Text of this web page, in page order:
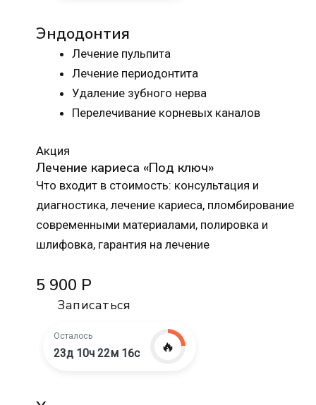
Эндодонтия
Лечение пульпита
Лечение периодонтита
Удаление зубного нерва
Перелечивание корневых каналов
Акция
Лечение кариеса «Под ключ»
Что входит в стоимость: консультация и
диагностика, лечение кариеса, пломбирование
современными материалами, полировка и
шлифовка, гарантия на лечение
5 900 Р
Записаться
Осталось
23д 10ч 22м 15с 🔥